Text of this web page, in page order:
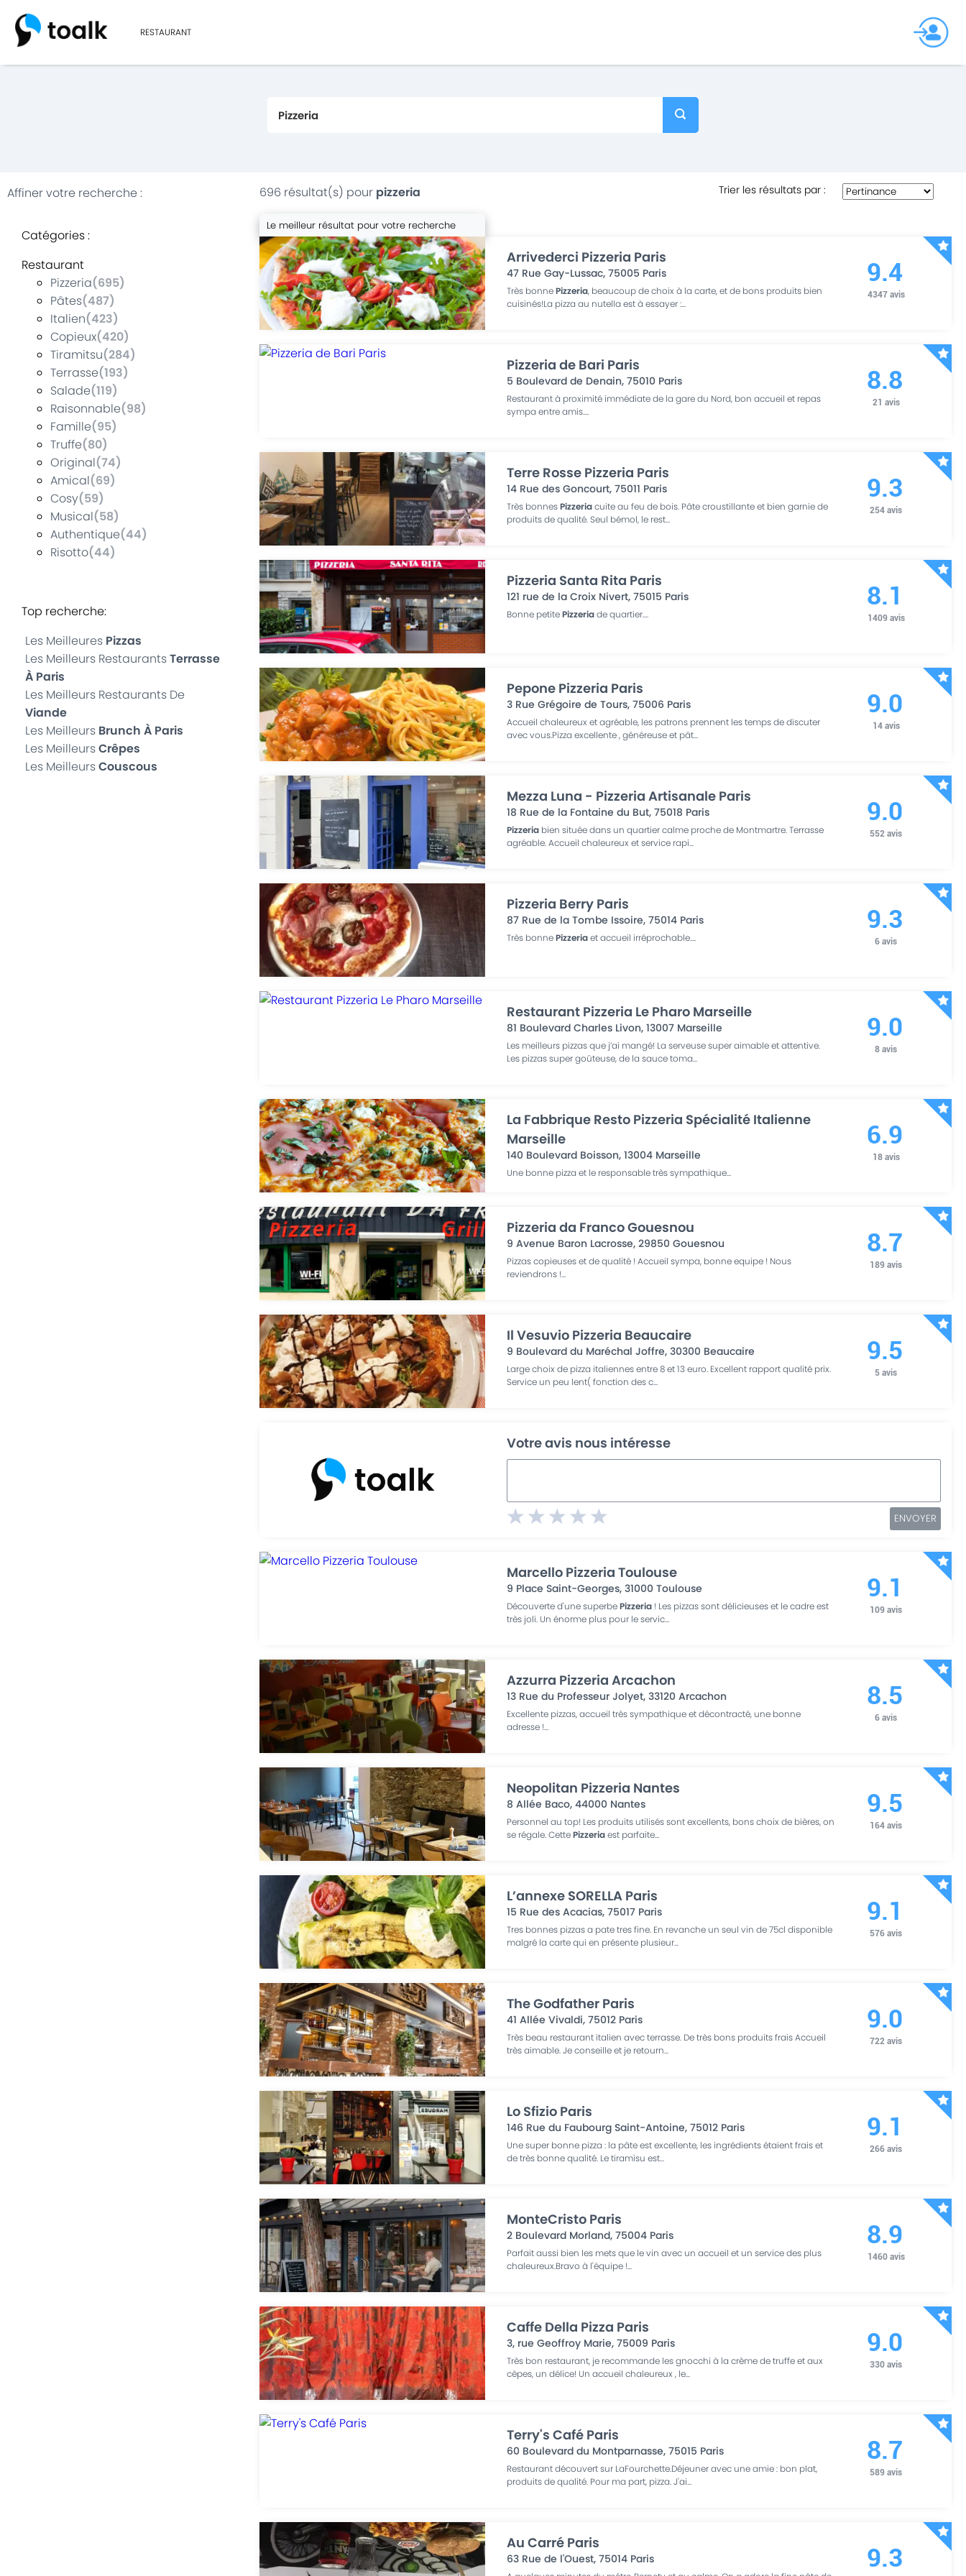
RESTAURANT
Affiner votre recherche: 696 résultat(s) pour pizzeria Trier les résultats par:
Catégories:
Restaurant
Pizzeria(695)
Pâtes(487)
Italien(423)
Copieux(420)
Tiramitsu(284)
Terrasse(193)
Salade(119)
Raisonnable(98)
Famille(95)
Truffe(80)
Original(74)
Amical(69)
Cosy(59)
Musical(58)
Authentique(44)
Risotto(44)
Top recherche:
Les Meilleures Pizzas
Les Meilleurs RestaurantsTerrasse
À Paris
Les Meilleurs Restaurants De
Viande
Les Meilleurs Brunch À Paris
Les MeilleursCrêpes
Les MeilleursCouscous
Le meilleur résultat pour votre recherche
Arrivederci Pizzeria Paris
47 Rue Gay-Lussac,75005 Paris
Très bonnePizzeria, beaucoup de choix à la carte, et de bons produits bien
cuisinés!La pizza au nutella est à essayer :...
9.4
4347 avis
Pizzeria de Bari Paris
5 Boulevard de Denain,75010 Paris
Restaurant à proximité immédiate de la gare du Nord, bon accueil et repas
sympa entre amis....
8.8
21 avis
Terre Rosse Pizzeria Paris
14 Rue des Goncourt,75011 Paris
Très bonnesPizzeriacuite au feu de bois. Pâte croustillante et bien garnie de
produits de qualité. Seul bémol, le rest...
9.3
254 avis
Pizzeria Santa Rita Paris
121 rue de la Croix Nivert,75015 Paris
Bonne petitePizzeriade quartier....
8.1
1409 avis
Pepone Pizzeria Paris
3 Rue Grégoire de Tours,75006 Paris
Accueil chaleureux et agréable, les patrons prennent les temps de discuter
avec vous.Pizza excellente , généreuse et pât...
9.0
14 avis
Mezza Luna - Pizzeria Artisanale Paris
18 Rue de la Fontaine du But,75018 Paris
Pizzeria bien située dans un quartier calme proche de Montmartre. Terrasse
agréable. Accueil chaleureux et service rapi...
9.0
552 avis
Pizzeria Berry Paris
87 Rue de la Tombe Issoire,75014 Paris
Très bonnePizzeriaet accueil irréprochable....
9.3
6 avis
Restaurant Pizzeria Le Pharo Marseille
81 Boulevard Charles Livon,13007 Marseille
Les meilleurs pizzas que j’ai mangé! La serveuse super aimable et attentive.
Les pizzas super goûteuse, de la sauce toma...
9.0
8 avis
La Fabbrique Resto Pizzeria Spécialité Italienne
Marseille
140 Boulevard Boisson,13004 Marseille
Une bonne pizza et le responsable très sympathique...
6.9
18 avis
Pizzeria da Franco Gouesnou
9 Avenue Baron Lacrosse,29850 Gouesnou
Pizzas copieuses et de qualité ! Accueil sympa, bonne equipe ! Nous
reviendrons !...
8.7
189 avis
Il Vesuvio Pizzeria Beaucaire
9 Boulevard du Maréchal Joffre,30300 Beaucaire
Large choix de pizza italiennes entre 8 et 13 euro. Excellent rapport qualité prix.
Service un peu lent( fonction des c...
9.5
5 avis
Votre avis nous intéresse
ENVOYER
Marcello Pizzeria Toulouse
9 Place Saint-Georges,31000 Toulouse
Découverte d'une superbePizzeria ! Les pizzas sont délicieuses et le cadre est
très joli. Un énorme plus pour le servic...
9.1
109 avis
Azzurra Pizzeria Arcachon
13 Rue du Professeur Jolyet,33120 Arcachon
Excellente pizzas, accueil très sympathique et décontracté, une bonne
adresse !...
8.5
6 avis
Neopolitan Pizzeria Nantes
8 Allée Baco,44000 Nantes
Personnel au top! Les produits utilisés sont excellents, bons choix de bières, on
se régale. CettePizzeriaest parfaite...
9.5
164 avis
L’annexe SORELLA Paris
15 Rue des Acacias,75017 Paris
Tres bonnes pizzas a pate tres fine. En revanche un seul vin de 75cl disponible
malgré la carte qui en présente plusieur...
9.1
576 avis
The Godfather Paris
41 Allée Vivaldi,75012 Paris
Très beau restaurant italien avec terrasse. De très bons produits frais Accueil
très aimable. Je conseille et je retourn...
9.0
722 avis
Lo Sfizio Paris
146 Rue du Faubourg Saint-Antoine,75012 Paris
Une super bonne pizza : la pâte est excellente, les ingrédients étaient frais et
de très bonne qualité. Le tiramisu est...
9.1
266 avis
MonteCristo Paris
2 Boulevard Morland,75004 Paris
Parfait aussi bien les mets que le vin avec un accueil et un service des plus
chaleureux.Bravo à l'équipe !...
8.9
1460 avis
Caffe Della Pizza Paris
3, rue Geoffroy Marie,75009 Paris
Très bon restaurant, je recommande les gnocchi à la crème de truffe et aux
cèpes, un délice! Un accueil chaleureux , le...
9.0
330 avis
Terry's Café Paris
60 Boulevard du Montparnasse,75015 Paris
Restaurant découvert sur LaFourchette.Déjeuner avec une amie : bon plat,
produits de qualité. Pour ma part, pizza. J'ai...
8.7
589 avis
Au Carré Paris
63 Rue de l'Ouest,75014 Paris 9.3